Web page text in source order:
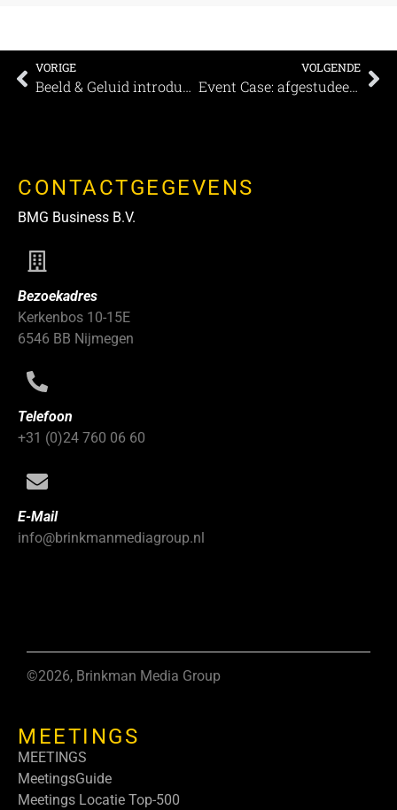
VORIGE
Beeld & Geluid introduceert Speaksee: live ondertitelingstechnologie vanaf het najaar beschikbaar
VOLGENDE
Event Case: afgestudeerden in het zonnetje gezet!
CONTACTGEGEVENS
BMG Business B.V.
Bezoekadres
Kerkenbos 10-15E
6546 BB Nijmegen
Telefoon
+31 (0)24 760 06 60
E-Mail
info@brinkmanmediagroup.nl
©2026, Brinkman Media Group
MEETINGS
MEETINGS
MeetingsGuide
Meetings Locatie Top-500